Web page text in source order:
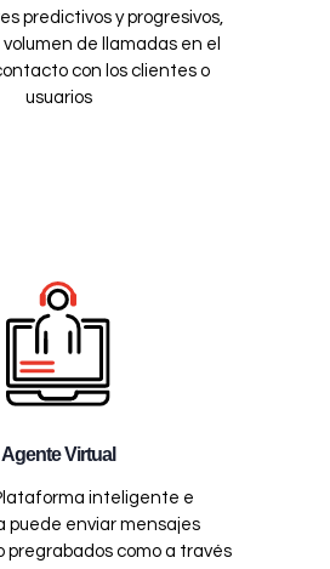
predictivos y progresivos,
de llamadas en el
con los clientes o
usuarios
Agente Virtual
inteligente e
puede enviar mensajes
pregrabados como a través